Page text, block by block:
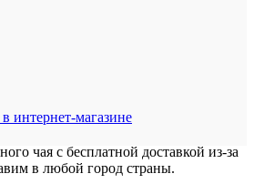
чая с бесплатной доставкой из-за
в любой город страны.